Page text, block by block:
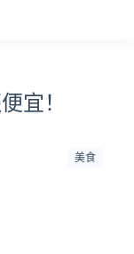
宜！
美食